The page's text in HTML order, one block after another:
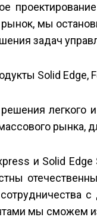
мы
задач
Solid Edge,
рынка,
и Solid
мы сможем